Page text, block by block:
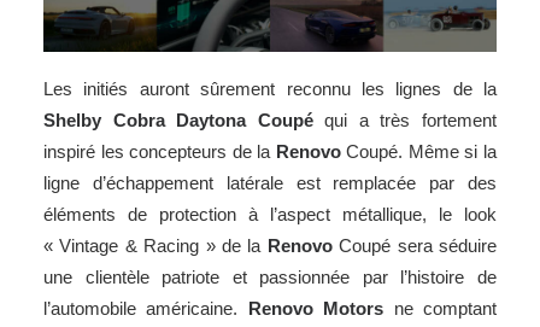
Les initiés auront sûrement reconnu les lignes de la
Shelby Cobra Daytona Coupéqui a très fortement
inspiré les concepteurs de la RenovoCoupé. Même si la
ligne d’échappement latérale est remplacée par des
éléments de protection à l’aspect métallique, le look
« Vintage & Racing » de la RenovoCoupé sera séduire
une clientèle patriote et passionnée par l’histoire de
l’automobile américaine. Renovo Motors ne comptant